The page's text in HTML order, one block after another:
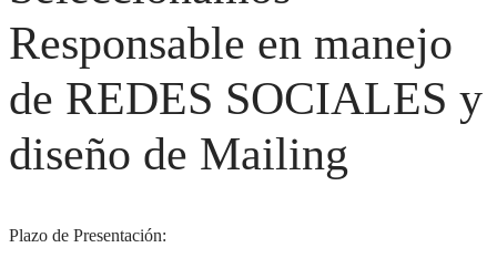
Responsable en manejo
de REDES SOCIALES y
diseño de Mailing
Plazo de Presentación: